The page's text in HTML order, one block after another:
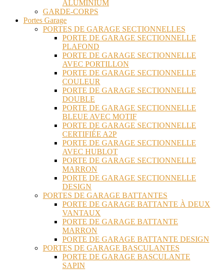
ALUMINIUM
GARDE-CORPS
Portes Garage
PORTES DE GARAGE SECTIONNELLES
PORTE DE GARAGE SECTIONNELLE
PLAFOND
PORTE DE GARAGE SECTIONNELLE
AVEC PORTILLON
PORTE DE GARAGE SECTIONNELLE
COULEUR
PORTE DE GARAGE SECTIONNELLE
DOUBLE
PORTE DE GARAGE SECTIONNELLE
BLEUE AVEC MOTIF
PORTE DE GARAGE SECTIONNELLE
CERTIFIÉE A2P
PORTE DE GARAGE SECTIONNELLE
AVEC HUBLOT
PORTE DE GARAGE SECTIONNELLE
MARRON
PORTE DE GARAGE SECTIONNELLE
DESIGN
PORTES DE GARAGE BATTANTES
PORTE DE GARAGE BATTANTE À DEUX
VANTAUX
PORTE DE GARAGE BATTANTE
MARRON
PORTE DE GARAGE BATTANTE DESIGN
PORTES DE GARAGE BASCULANTES
PORTE DE GARAGE BASCULANTE
SAPIN